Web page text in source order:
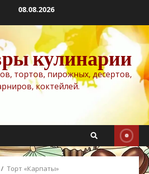
08.08.2026
кулинарии
тортов, пирожных, десертов,
коктейлей.
Торт «Карпаты»